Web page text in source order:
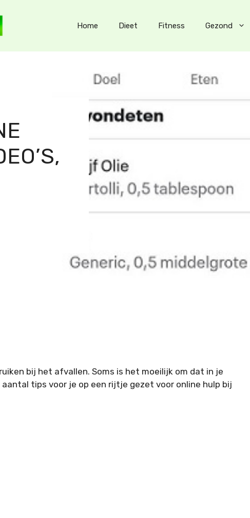
Home Dieet Fitness Gezond
bij het afvallen. Soms is het moeilijk om dat in je
tips voor je op een rijtje gezet voor online hulp bij